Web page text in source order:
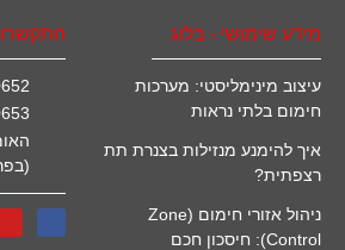
מידע שימושי - בלוג
עיצוב מינימליסטי: מערכות
חימום בלתי נראות
איך להימנע מנזילות בצנרת תת
רצפתית?
ניהול אזורי חימום (Zone
Control): חיסכון חכם